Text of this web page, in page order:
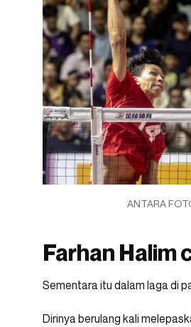
ANTARA
Farhan Halim
Sementara itu dalam laga di
Dirinya berulang kali